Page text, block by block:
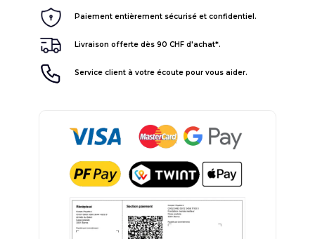
Paiement entièrement sécurisé et confidentiel.
Livraison offerte dès 90 CHF d'achat*.
Service client à votre écoute pour vous aider.